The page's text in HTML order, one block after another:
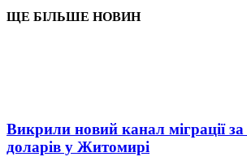
ЩЕ БІЛЬШЕ НОВИН
Викрили новий канал міграції за
доларів у Житомирі